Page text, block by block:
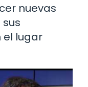
nuevas
el lugar